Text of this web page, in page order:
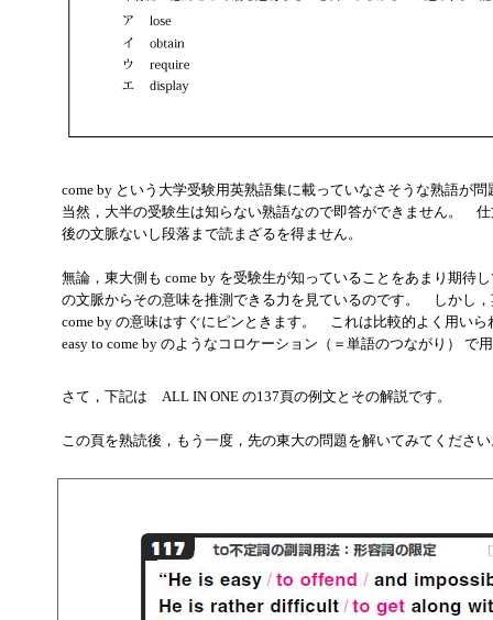
come by という大学受験用英熟語集に載っていなさそうな熟語が
当然，大半の受験生は知らない熟語なので即答ができません。
後の文脈ないし段落まで読まざるを得ません。
無論，東大側も come by を受験生が知っていることをあまり期待
の文脈からその意味を推測できる力を見ているのです。 しかし
come by の意味はすぐにピンときます。 これは比較的よく用いら
easy to come by のようなコロケーション（＝単語のつながり） で
さて，下記は ALL IN ONE の137頁の例文とその解説です。
この頁を熟読後，もう一度，先の東大の問題を解いてみてくださ